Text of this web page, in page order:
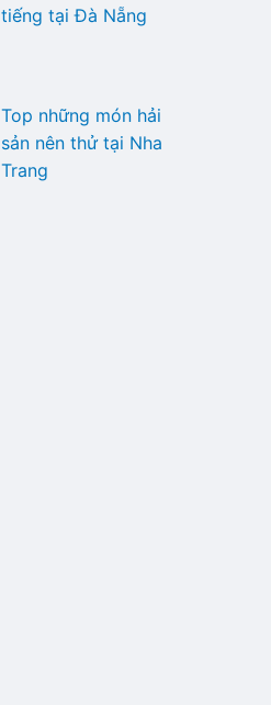
tiếng tại Đà Nẵng
Top những món hải
sản nên thử tại Nha
Trang